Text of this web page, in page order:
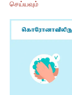
செய்யவும்